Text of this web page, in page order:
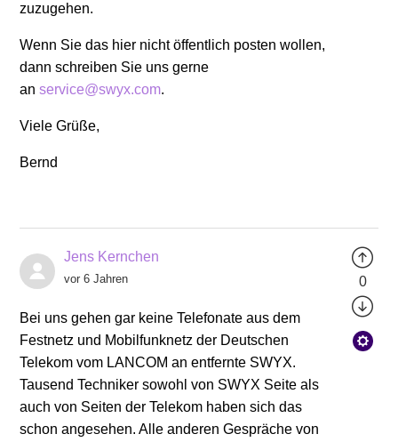
zuzugehen.
Wenn Sie das hier nicht öffentlich posten wollen,
dann schreiben Sie uns gerne
anservice@swyx.com.
Viele Grüße,
Bernd
Jens Kernchen
vor 6 Jahren
Bei uns gehen gar keine Telefonate aus dem
Festnetz und Mobilfunknetz der Deutschen
Telekom vom LANCOM an entfernte SWYX.
Tausend Techniker sowohl von SWYX Seite als
auch von Seiten der Telekom haben sich das
schon angesehen. Alle anderen Gespräche von
0